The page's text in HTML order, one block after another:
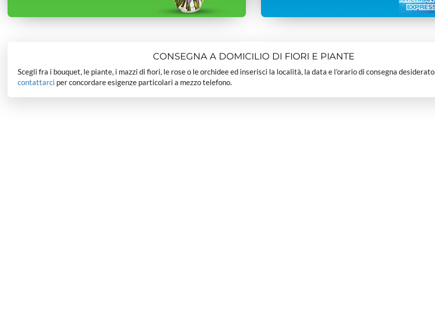
CONSEGNA A DOMICILIO DI FIORI E PIANTE
Scegli fra i bouquet, le piante, i mazzi di fiori, le rose o le orchidee ed inserisci la località, la data e l’orario di consegna desiderato.
contattarci per concordare esigenze particolari a mezzo telefono.